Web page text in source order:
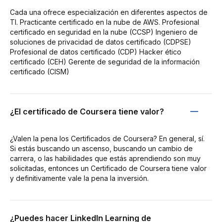
Cada una ofrece especialización en diferentes aspectos de
TI. Practicante certificado en la nube de AWS. Profesional
certificado en seguridad en la nube (CCSP) Ingeniero de
soluciones de privacidad de datos certificado (CDPSE)
Profesional de datos certificado (CDP) Hacker ético
certificado (CEH) Gerente de seguridad de la información
certificado (CISM)
¿El certificado de Coursera tiene valor?
¿Valen la pena los Certificados de Coursera? En general, sí.
Si estás buscando un ascenso, buscando un cambio de
carrera, o las habilidades que estás aprendiendo son muy
solicitadas, entonces un Certificado de Coursera tiene valor
y definitivamente vale la pena la inversión.
¿Puedes hacer LinkedIn Learning de